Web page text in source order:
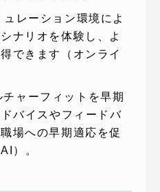
レーション環境によ
ナリオを体験し、よ
できます（オンライ
ャーフィットを早期
バイスやフィードバ
場への早期適応を促
）。